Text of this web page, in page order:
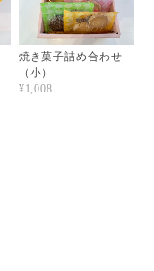
焼き菓子詰め合わせ
（小）
¥1,008